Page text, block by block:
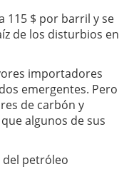
115 $ por barril y se
de los disturbios en
importadores
emergentes. Pero
de carbón y
algunos de sus
del petróleo